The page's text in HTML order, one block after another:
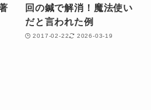
回の鍼で解消！魔法使い
だと言われた例
2017-02-22 2026-03-19